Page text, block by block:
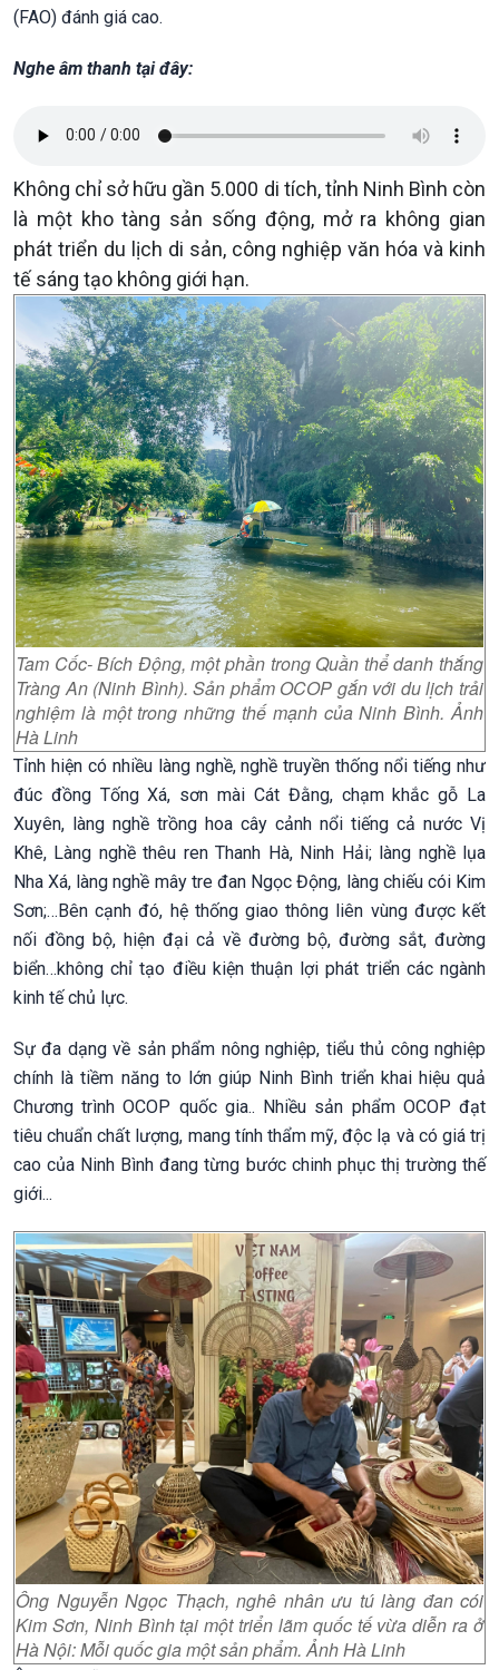
(FAO) đánh giá cao.
Nghe âm thanh tại đây:
Không chỉ sở hữu gần 5.000 di tích, tỉnh Ninh Bình còn
là một kho tàng sản sống động, mở ra không gian
phát triển du lịch di sản, công nghiệp văn hóa và kinh
tế sáng tạo không giới hạn.
Tam Cốc- Bích Động, một phần trong Quần thể danh thắng
Tràng An (Ninh Bình). Sản phẩm OCOP gắn với du lịch trải
nghiệm là một trong những thế mạnh của Ninh Bình. Ảnh
Hà Linh
Tỉnh hiện có nhiều làng nghề, nghề truyền thống nổi tiếng như
đúc đồng Tống Xá, sơn mài Cát Đằng, chạm khắc gỗ La
Xuyên, làng nghề trồng hoa cây cảnh nổi tiếng cả nước Vị
Khê, Làng nghề thêu ren Thanh Hà, Ninh Hải; làng nghề lụa
Nha Xá, làng nghề mây tre đan Ngọc Động, làng chiếu cói Kim
Sơn;…Bên cạnh đó, hệ thống giao thông liên vùng được kết
nối đồng bộ, hiện đại cả về đường bộ, đường sắt, đường
biển…không chỉ tạo điều kiện thuận lợi phát triển các ngành
kinh tế chủ lực.
Sự đa dạng về sản phẩm nông nghiệp, tiểu thủ công nghiệp
chính là tiềm năng to lớn giúp Ninh Bình triển khai hiệu quả
Chương trình OCOP quốc gia.. Nhiều sản phẩm OCOP đạt
tiêu chuẩn chất lượng, mang tính thẩm mỹ, độc lạ và có giá trị
cao của Ninh Bình đang từng bước chinh phục thị trường thế
giới...
Ông Nguyễn Ngọc Thạch, nghê nhân ưu tú làng đan cói
Kim Sơn, Ninh Bình tại một triển lãm quốc tế vừa diễn ra ở
Hà Nội: Mỗi quốc gia một sản phẩm. Ảnh Hà Linh